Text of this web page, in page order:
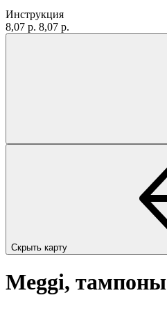
Инструкция
8,07 р. 8,07 р.
Скрыть карту
Meggi, тампоны